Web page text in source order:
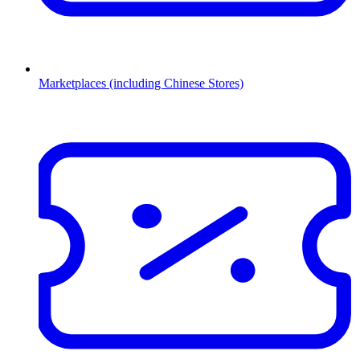
Marketplaces (including Chinese Stores)